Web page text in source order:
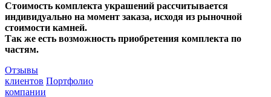
Стоимость комплекта украшений рассчитывается
индивидуально на момент заказа, исходя из рыночной
стоимости камней.
Так же есть возможность приобретения комплекта по
частям.
Отзывы
клиентов Портфолио
компании